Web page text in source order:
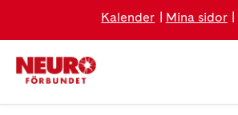
Kalender Mina sidor